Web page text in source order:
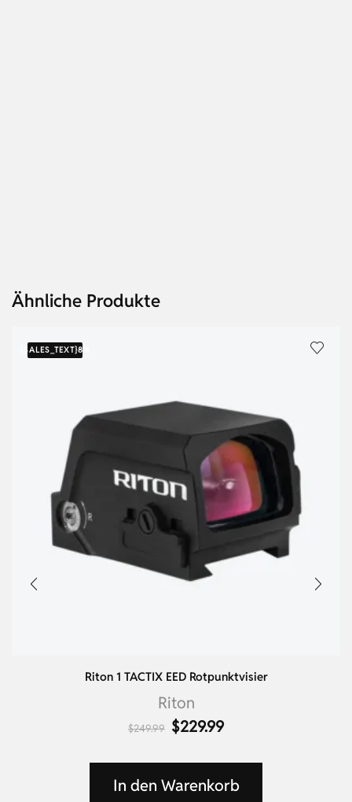
Ähnliche Produkte
{SALES_TEXT}8%
Riton 1 TACTIX EED Rotpunktvisier
Riton
$249.99 $229.99
In den Warenkorb